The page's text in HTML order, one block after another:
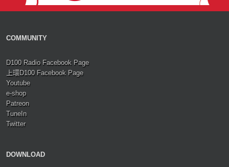
COMMUNITY
D100 Radio Facebook Page
上環D100 Facebook Page
Youtube
e-shop
Patreon
TuneIn
Twitter
DOWNLOAD